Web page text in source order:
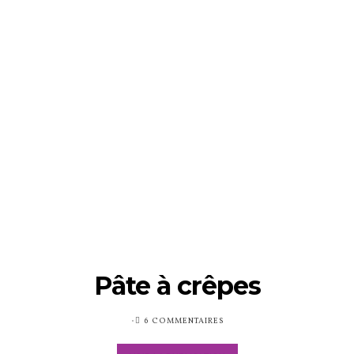
Pâte à crêpes
PUBLIÉ6 COMMENTAIRES